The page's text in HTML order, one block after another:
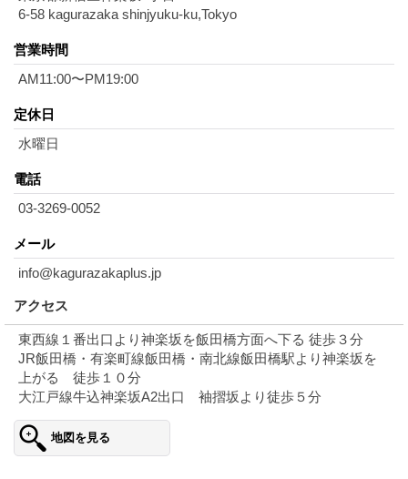
6-58 kagurazaka shinjyuku-ku,Tokyo
営業時間
AM11:00〜PM19:00
定休日
水曜日
電話
03-3269-0052
メール
info@kagurazakaplus.jp
アクセス
東西線１番出口より神楽坂を飯田橋方面へ下る 徒歩３分
JR飯田橋・有楽町線飯田橋・南北線飯田橋駅より神楽坂を
上がる 徒歩１０分
大江戸線牛込神楽坂A2出口 袖摺坂より徒歩５分
地図を見る